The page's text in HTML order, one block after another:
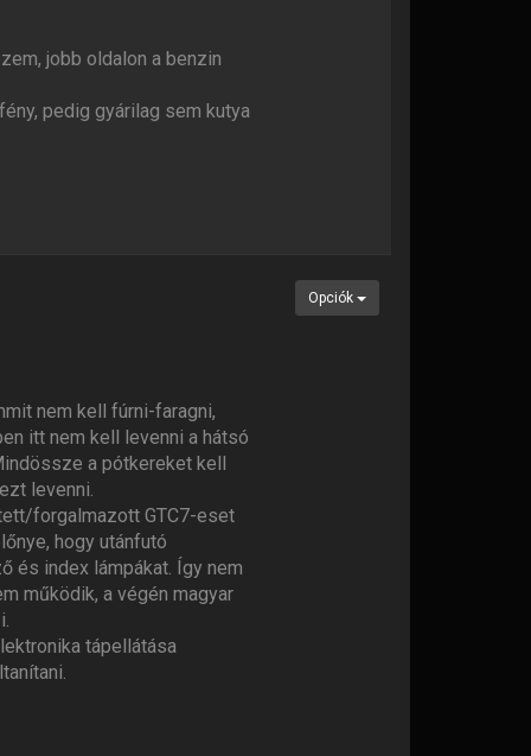
jobb oldalon a benzin
pedig gyárilag sem kutya
Opciók
nem kell fúrni-faragni,
itt nem kell levenni a hátsó
a pótkereket kell
levenni.
forgalmazott GTC7-eset
hogy utánfutó
és index lámpákat. Így nem
működik, a végén magyar
tápellátása